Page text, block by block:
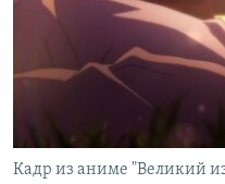
Кадр из аниме "Великий